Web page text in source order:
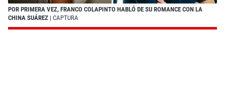
POR PRIMERA VEZ, FRANCO COLAPINTO HABLÓ DE SU ROMANCE CON LA
CHINA SUÁREZ | CAPTURA